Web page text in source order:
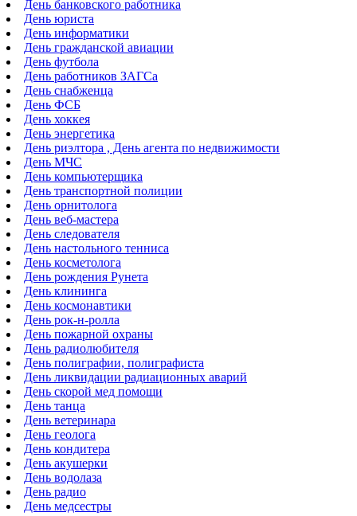
День банковского работника
День юриста
День информатики
День гражданской авиации
День футбола
День работников ЗАГСа
День снабженца
День ФСБ
День хоккея
День энергетика
День риэлтора , День агента по недвижимости
День МЧС
День компьютерщика
День транспортной полиции
День орнитолога
День веб-мастера
День следователя
День настольного тенниса
День косметолога
День рождения Рунета
День клининга
День космонавтики
День рок-н-ролла
День пожарной охраны
День радиолюбителя
День полиграфии, полиграфиста
День ликвидации радиационных аварий
День скорой мед помощи
День танца
День ветеринара
День геолога
День кондитера
День акушерки
День водолаза
День радио
День медсестры